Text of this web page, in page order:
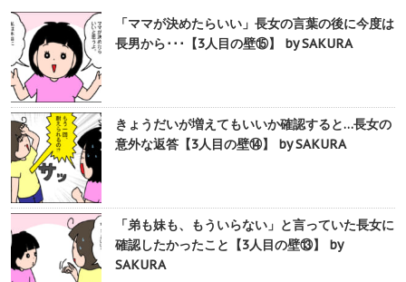
「ママが決めたらいい」長女の言葉の後に今度は
長男から･･･【3人目の壁⑮】 by SAKURA
きょうだいが増えてもいいか確認すると…長女の
意外な返答【3人目の壁⑭】 by SAKURA
「弟も妹も、もういらない」と言っていた長女に
確認したかったこと【3人目の壁⑬】 by
SAKURA